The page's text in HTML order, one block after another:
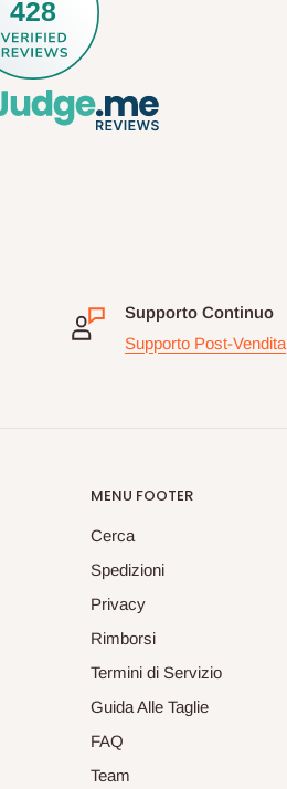
428
Supporto Continuo
Supporto Post-Vendita
MENU FOOTER
Cerca
Spedizioni
Privacy
Rimborsi
Termini di Servizio
Guida Alle Taglie
FAQ
Team